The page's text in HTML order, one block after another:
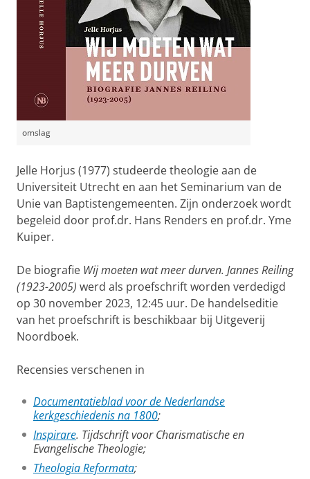
omslag
Jelle Horjus (1977) studeerde theologie aan de
Universiteit Utrecht en aan het Seminarium van de
Unie van Baptistengemeenten. Zijn onderzoek wordt
begeleid door prof.dr. Hans Renders en prof.dr. Yme
Kuiper.
De biografie Wij moeten wat meer durven. Jannes Reiling
(1923-2005) werd als proefschrift worden verdedigd
op 30 november 2023, 12:45 uur. De handelseditie
van het proefschrift is beschikbaar bij Uitgeverij
Noordboek.
Recensies verschenen in
Documentatieblad voor de Nederlandse
kerkgeschiedenis na 1800;
Inspirare. Tijdschrift voor Charismatische en
Evangelische Theologie;
Theologia Reformata;